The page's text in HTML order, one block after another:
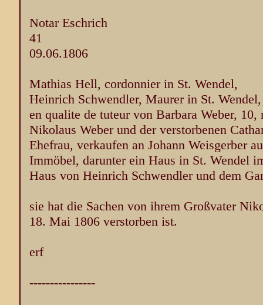
Notar Eschrich
41
09.06.1806
Mathias Hell, cordonnier in St. Wendel,
Heinrich Schwendler, Maurer in St. Wendel,
en qualite de tuteur von Barbara Weber,
Nikolaus Weber und der verstorbenen
Ehefrau, verkaufen an Johann Weisgerber
Immöbel, darunter ein Haus in St. Wendel
Haus von Heinrich Schwendler und dem
sie hat die Sachen von ihrem Großvater
18. Mai 1806 verstorben ist.
erf
----------------